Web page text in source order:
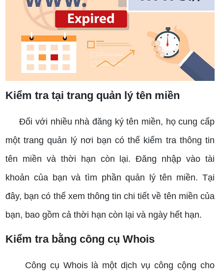
Kiểm tra tại trang quản lý tên miền
Đối với nhiều nhà đăng ký tên miền, họ cung cấp
một trang quản lý nơi bạn có thể kiểm tra thông tin
tên miền và thời hạn còn lại. Đăng nhập vào tài
khoản của bạn và tìm phần quản lý tên miền. Tại
đây, bạn có thể xem thông tin chi tiết về tên miền của
bạn, bao gồm cả thời hạn còn lại và ngày hết hạn.
Kiểm tra bằng công cụ Whois
Công cụ Whois là một dịch vụ công cộng cho